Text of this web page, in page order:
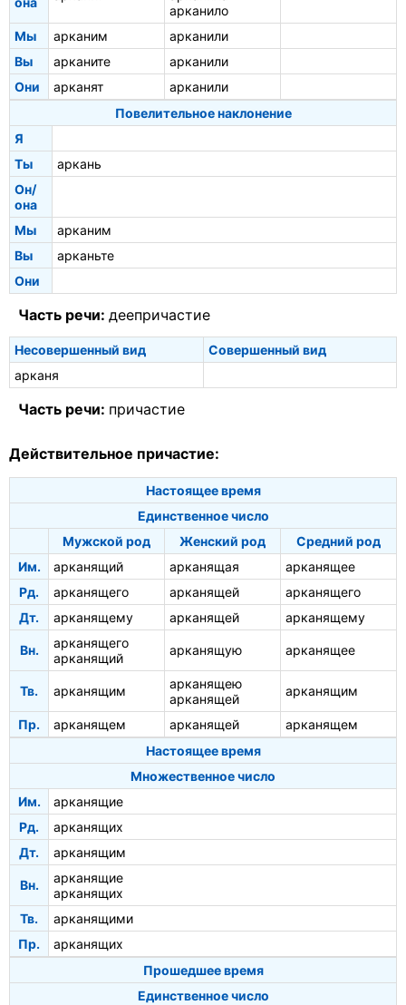
арканило
Мы
арканим
арканили
Вы
арканите
арканили
Они
арканят
арканили
Повелительное наклонение
Я
Ты
аркань
Он/
она
Мы
арканим
Вы
арканьте
Они
Часть речи: деепричастие
Несовершенный вид
Совершенный вид
арканя
Часть речи: причастие
Действительное причастие:
Настоящее время
Единственное число
Мужской род
Женский род
Средний род
Им.
арканящий арканящая
арканящее
Рд.
арканящего арканящей
арканящего
Дт.
арканящему арканящей арканящему
Вн.
арканящего
арканящий
арканящую арканящее
Тв. арканящим
арканящею
арканящей
арканящим
Пр. арканящем арканящей
арканящем
Настоящее время
Множественное число
Им.
арканящие
Рд.
арканящих
Дт.
арканящим
Вн.
арканящие
арканящих
Тв.
арканящими
Пр.
арканящих
Прошедшее время
Единственное число